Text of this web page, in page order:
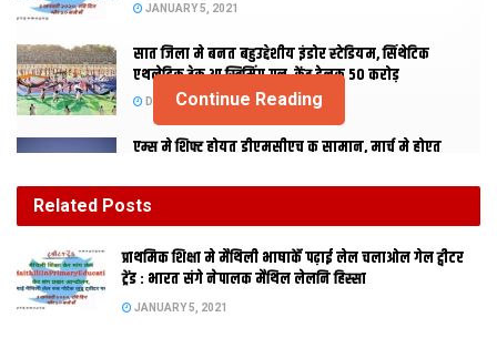
JANUARY 5, 2021
सात जिला मे बनत बहुउद्देशीय इंडोर स्‍टेडि‍यम, सिंथेटिक
एथलेटिक ट्रेक आ स्विमिंग पुल, केंद्र देलक 50 करोड़
DECEMBER 26, 2020
एम्स मे शिफ्ट होयत डीएमसीएच क सामान, मार्च मे होएत
लोकनि, 29 कए जायतीह बेंगलुरु
Continue Reading
Related Posts
प्राथमिक शि‍क्षा मे मैथि‍ली भाषाकेँ पढ़ाई लेल चलाओल गेल ट्वीटर
ट्रेंड : भारत संगे नेपालक मैथिल लेलनि हिस्सा
JANUARY 5, 2021